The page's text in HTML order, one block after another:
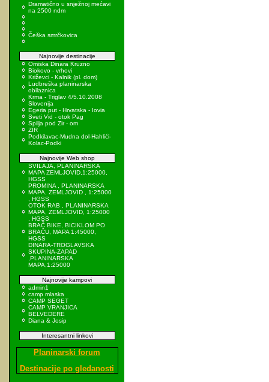
Dramatično u snježnoj mećavi
na 2500 ndm
Češka smrčkovica
Najnovije destinacije
Omiska Dinara Kruzno
Biokovo - vrhovi
Križevci - Kalnik (pl. dom)
Ludbreška planinarska
obilaznica
Krma - Triglav 4/5.10.2008
Slovenija
Egeria put - Hrvatska - Iovia
Sveti Vid - otok Pag
Spilja pod Zir - om
ZIR
Podkilavac-Mudna dol-Hahlići-
Kolac-Podki
Najnovije Web shop
SVILAJA, PLANINARSKA
MAPA ZEMLJOVID,1:25000,
HGSS
PROMINA , PLANINARSKA
MAPA, ZEMLJOVID , 1:25000
, HGSS
OTOK RAB , PLANINARSKA
MAPA, ZEMLJOVID, 1:25000
, HGSS
BRAČ BIKE, BICIKLOM PO
BRAČU, MAPA 1:45000,
HGSS
DINARA-TROGLAVSKA
SKUPINA-ZAPAD
,PLANINARSKA
MAPA,1:25000
Najnovije kampovi
admin1
camp mlaska
CAMP SEGET
CAMP VRANJICA
BELVEDERE
Diana & Josip
Interesantni linkovi
Planinarski forum
Destinacije po gledanosti